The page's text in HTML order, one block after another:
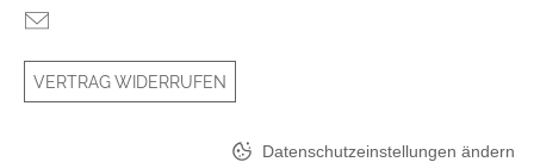
VERTRAG WIDERRUFEN
Datenschutzeinstellungen ändern